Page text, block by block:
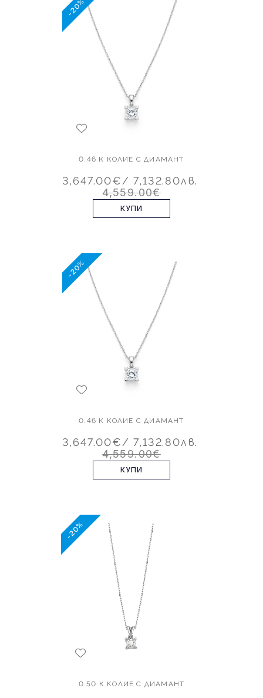
-20%
0.46 K КОЛИЕ С ДИАМАНТ
3,647.00€/ 7,132.80лв.
4,559.00€
КУПИ
-20%
0.46 K КОЛИЕ С ДИАМАНТ
3,647.00€/ 7,132.80лв.
4,559.00€
КУПИ
-20%
0.50 К КОЛИЕ С ДИАМАНТ